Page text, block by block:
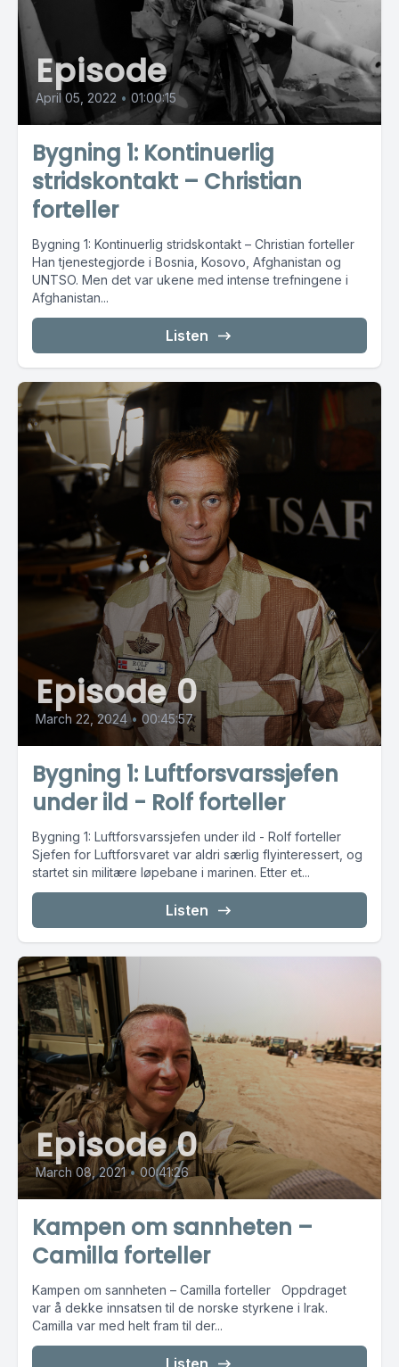
Episode
April 05, 2022 • 01:00:15
Bygning 1: Kontinuerlig
stridskontakt – Christian
forteller
Bygning 1: Kontinuerlig stridskontakt – Christian forteller
Han tjenestegjorde i Bosnia, Kosovo, Afghanistan og
UNTSO. Men det var ukene med intense trefningene i
Afghanistan...
Listen
Episode 0
March 22, 2024 • 00:45:57
Bygning 1: Luftforsvarssjefen
under ild - Rolf forteller
Bygning 1: Luftforsvarssjefen under ild - Rolf forteller
Sjefen for Luftforsvaret var aldri særlig flyinteressert, og
startet sin militære løpebane i marinen. Etter et...
Listen
Episode 0
March 08, 2021 • 00:41:26
Kampen om sannheten –
Camilla forteller
Kampen om sannheten – Camilla forteller Oppdraget
var å dekke innsatsen til de norske styrkene i Irak.
Camilla var med helt fram til der...
Listen